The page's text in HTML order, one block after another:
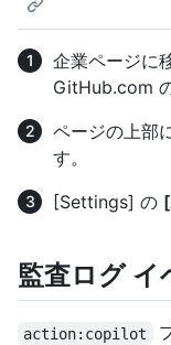
企業ページに
GitHub.com
ページの上部
す。
[Settings] の
監査ログ イ
action:copilot